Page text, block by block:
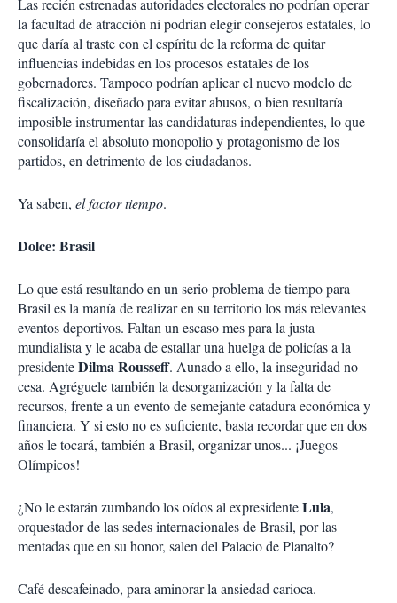
Las recién estrenadas autoridades electorales no podrían operar
la facultad de atracción ni podrían elegir consejeros estatales, lo
que daría al traste con el espíritu de la reforma de quitar
influencias indebidas en los procesos estatales de los
gobernadores. Tampoco podrían aplicar el nuevo modelo de
fiscalización, diseñado para evitar abusos, o bien resultaría
imposible instrumentar las candidaturas independientes, lo que
consolidaría el absoluto monopolio y protagonismo de los
partidos, en detrimento de los ciudadanos.
Ya saben, el factor tiempo.
Dolce: Brasil
Lo que está resultando en un serio problema de tiempo para
Brasil es la manía de realizar en su territorio los más relevantes
eventos deportivos. Faltan un escaso mes para la justa
mundialista y le acaba de estallar una huelga de policías a la
presidenteDilma Rousseff. Aunado a ello, la inseguridad no
cesa. Agréguele también la desorganización y la falta de
recursos, frente a un evento de semejante catadura económica y
financiera. Y si esto no es suficiente, basta recordar que en dos
años le tocará, también a Brasil, organizar unos... ¡Juegos
Olímpicos!
¿No le estarán zumbando los oídos al expresidenteLula,
orquestador de las sedes internacionales de Brasil, por las
mentadas que en su honor, salen del Palacio de Planalto?
Café descafeinado, para aminorar la ansiedad carioca.